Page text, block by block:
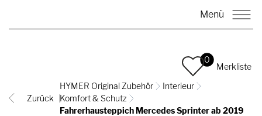
Menü
0
Merkliste
Zurück
HYMER Original Zubehör
Interieur
Komfort & Schutz
Fahrerhausteppich Mercedes Sprinter ab 2019